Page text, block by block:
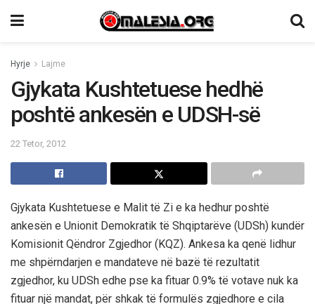
Hyrje Lajme
Gjykata Kushtetuese hedhë
poshtë ankesën e UDSH-së
22 Tetor, 2012
Gjykata Kushtetuese e Malit të Zi e ka hedhur poshtë
ankesën e Unionit Demokratik të Shqiptarëve (UDSh) kundër
Komisionit Qëndror Zgjedhor (KQZ). Ankesa ka qenë lidhur
me shpërndarjen e mandateve në bazë të rezultatit
zgjedhor, ku UDSh edhe pse ka fituar 0.9% të votave nuk ka
fituar një mandat, për shkak të formulës zgjedhore e cila